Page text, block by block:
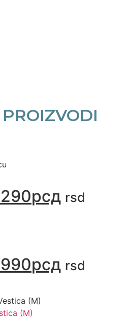
рсд rsd
рсд rsd
(M)